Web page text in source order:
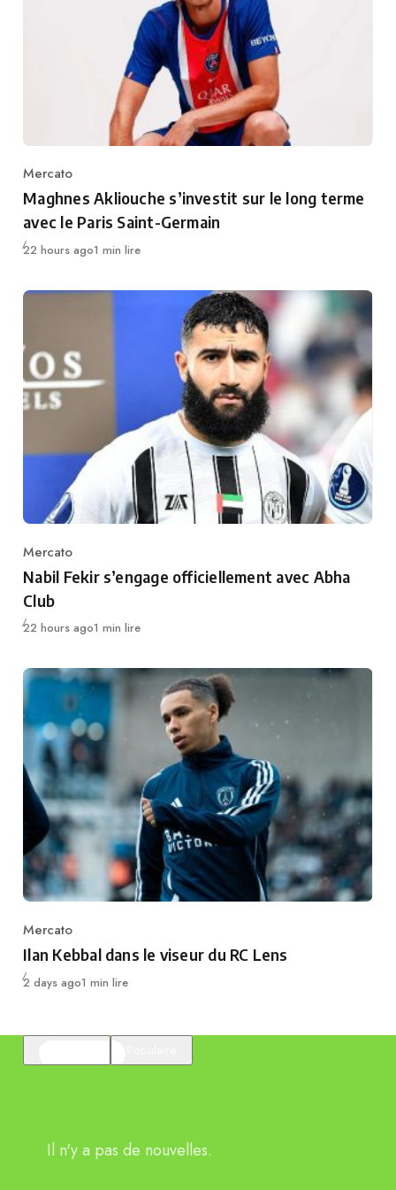
Category
Mercato
Maghnes Akliouche s’investit sur le long terme
avec le Paris Saint-Germain
Publié
22 hours ago1 min lire
Category
Mercato
Nabil Fekir s’engage officiellement avec Abha
Club
Publié
22 hours ago1 min lire
Category
Mercato
Ilan Kebbal dans le viseur du RC Lens
Publié
2 days ago1 min lire
Il n'y a pas de nouvelles.